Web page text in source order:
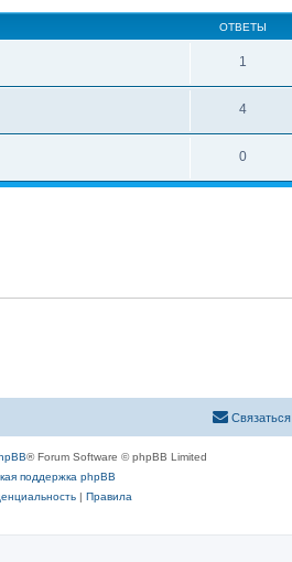
ОТВЕТЫ
1
4
0
® Forum Software © phpBB Limited
поддержка phpBB
| Правила